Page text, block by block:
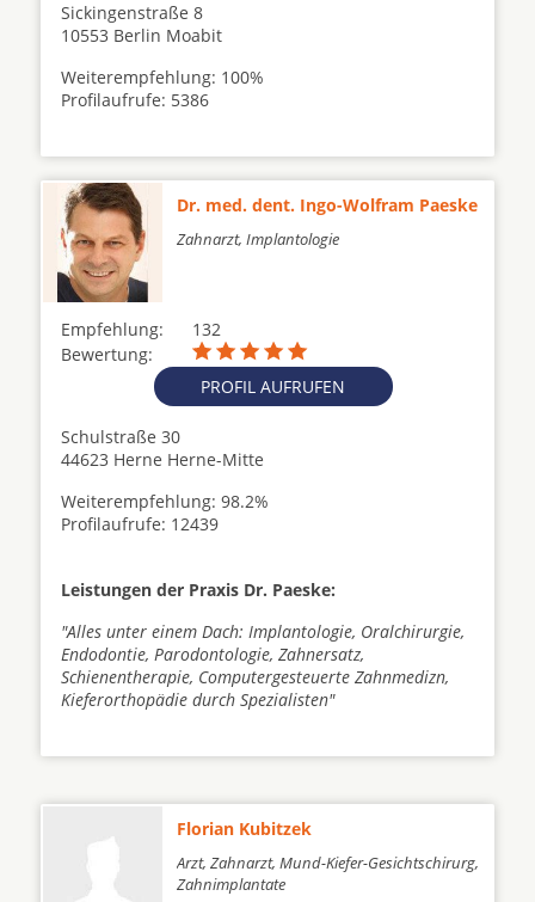
Sickingenstraße 8
10553 Berlin Moabit
Weiterempfehlung: 100%
Profilaufrufe: 5386
Dr. med. dent. Ingo-Wolfram Paeske
Zahnarzt, Implantologie
Empfehlung:
132
Bewertung:
PROFIL AUFRUFEN
Schulstraße 30
44623 Herne Herne-Mitte
Weiterempfehlung: 98.2%
Profilaufrufe: 12439
Leistungen der Praxis Dr. Paeske:
"Alles unter einem Dach: Implantologie, Oralchirurgie,
Endodontie, Parodontologie, Zahnersatz,
Schienentherapie, Computergesteuerte Zahnmedizn,
Kieferorthopädie durch Spezialisten"
Florian Kubitzek
Arzt, Zahnarzt, Mund-Kiefer-Gesichtschirurg,
Zahnimplantate